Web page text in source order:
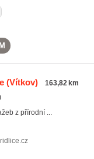
(Vítkov) 163,82 km
z přírodní ...